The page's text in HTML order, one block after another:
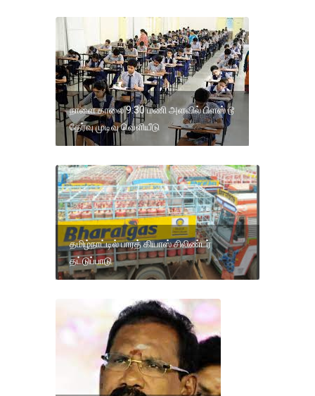
நாளை காலை 9:30 மணி அளவில் பிளஸ் டூ
தேர்வு முடிவு வெளியீடு
தமிழ்நாட்டில் பாரத் கியாஸ் சிலிண்டர்
தட்டுப்பாடு